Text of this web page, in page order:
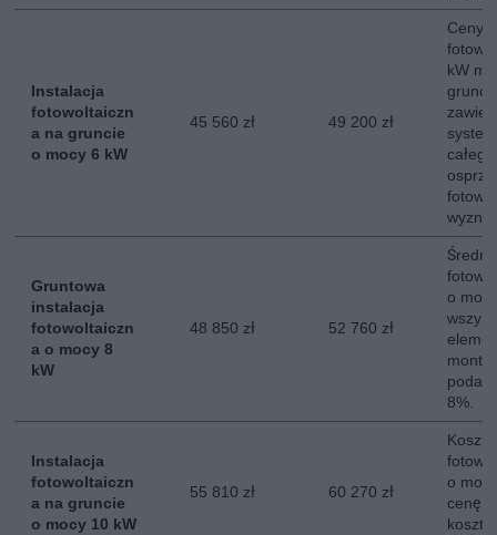
Instalacja
fotowoltaiczn
a na gruncie
o mocy 6 kW
45 560 zł 49 200 zł
Ceny
kW
Gruntowa
instalacja
fotowoltaiczn
a o mocy 8
kW
48 850 zł 52 760 zł
Średni
o
8%.
Instalacja
fotowoltaiczn
a na gruncie
o mocy 10 kW
55 810 zł 60 270 zł
Koszt
o
cenę
koszt